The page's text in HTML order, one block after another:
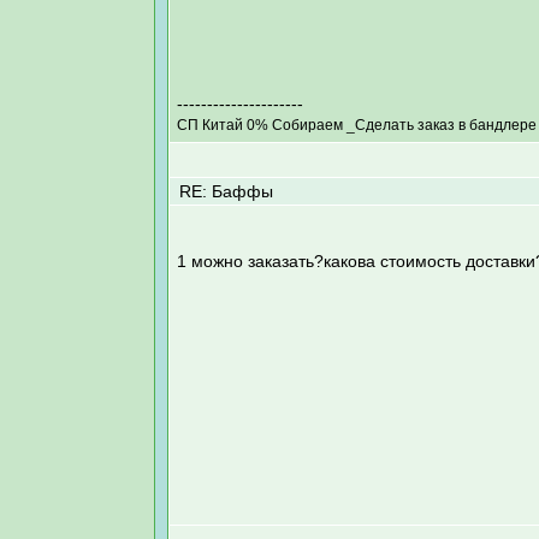
---------------------
СП Китай 0% Собираем _Сделать заказ в бандлере
RE: Баффы
1 можно заказать?какова стоимость